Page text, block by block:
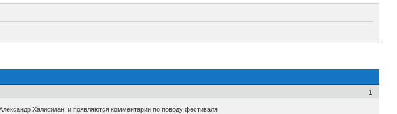
1
Халифман, и появляются комментарии по поводу фестиваля